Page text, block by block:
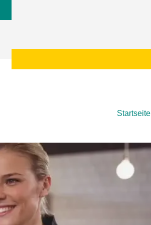
Startseite